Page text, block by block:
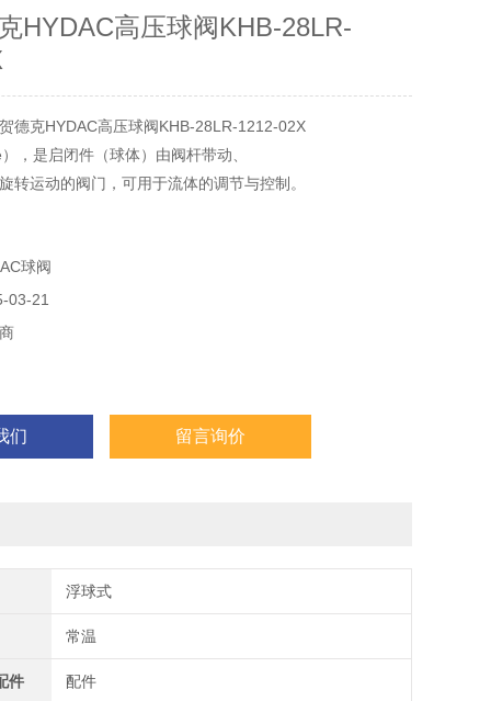
HYDAC高压球阀KHB-28LR-
德克HYDAC高压球阀KHB-28LR-1212-02X
，是启闭件（球体）由阀杆带动、
转运动的阀门，可用于流体的调节与控制。
球阀
03-21
们 留言询价
浮球式
常温
件 配件